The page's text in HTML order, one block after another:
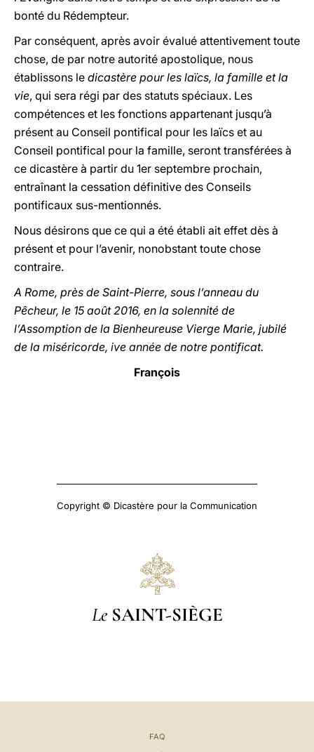
bonté du Rédempteur.
Par conséquent, après avoir évalué attentivement toute
chose, de par notre autorité apostolique, nous
établissons le dicastère pour les laïcs, la famille et la
vie, qui sera régi par des statuts spéciaux. Les
compétences et les fonctions appartenant jusqu’à
présent au Conseil pontifical pour les laïcs et au
Conseil pontifical pour la famille, seront transférées à
ce dicastère à partir du 1er septembre prochain,
entraînant la cessation définitive des Conseils
pontificaux sus-mentionnés.
Nous désirons que ce qui a été établi ait effet dès à
présent et pour l’avenir, nonobstant toute chose
contraire.
A Rome, près de Saint-Pierre, sous l’anneau du
Pêcheur, le 15 août 2016, en la solennité de
l’Assomption de la Bienheureuse Vierge Marie, jubilé
de la miséricorde, ive année de notre pontificat.
François
Copyright © Dicastère pour la Communication
Le SAINT-SIÈGE
FAQ